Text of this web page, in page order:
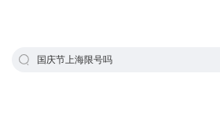
国庆节上海限号吗